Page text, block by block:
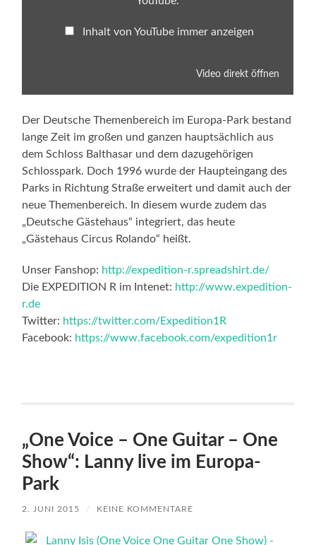
Inhalt von YouTube immer anzeigen
Video direkt öffnen
Der Deutsche Themenbereich im Europa-Park bestand
lange Zeit im großen und ganzen hauptsächlich aus
dem Schloss Balthasar und dem dazugehörigen
Schlosspark. Doch 1996 wurde der Haupteingang des
Parks in Richtung Straße erweitert und damit auch der
neue Themenbereich. In diesem wurde zudem das
„Deutsche Gästehaus“ integriert, das heute
„Gästehaus Circus Rolando“ heißt.
Unser Fanshop: http://expedition-r.spreadshirt.de/
Die EXPEDITION R im Intenet: http://www.expedition-
r.de
Twitter: https://twitter.com/Expedition1R
Facebook: https://www.facebook.com/expedition1r
„One Voice – One Guitar – One
Show“: Lanny live im Europa-
Park
2. JUNI 2015 / KEINE KOMMENTARE